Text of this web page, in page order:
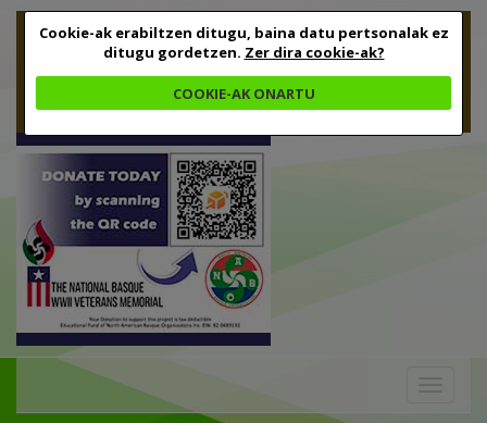
Cookie-ak erabiltzen ditugu, baina datu pertsonalak ez
ditugu gordetzen. Zer dira cookie-ak?
COOKIE-AK ONARTU